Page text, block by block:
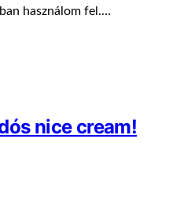
használom fel.…
nice cream!